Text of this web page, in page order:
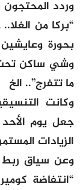
وردد المحتجون
“بركا من
بحورة
وشي ساكن تحت
ما تتفرج”.. الخ
وكانت
جعل يوم
الزيادات
وعن سياق ربط
“انتفاضة